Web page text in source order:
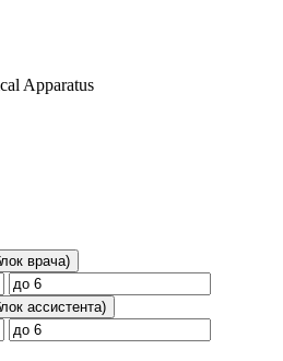
Apparatus
врача)
ассистента)